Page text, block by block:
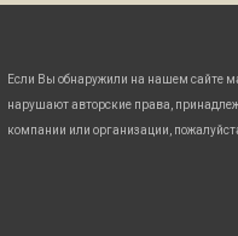
Если Вы обнаружили на нашем сайте
нарушают авторские права,
компании или организации,